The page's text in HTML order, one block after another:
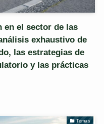
en el sector de las
exhaustivo de
las estrategias de
y las prácticas
Temas